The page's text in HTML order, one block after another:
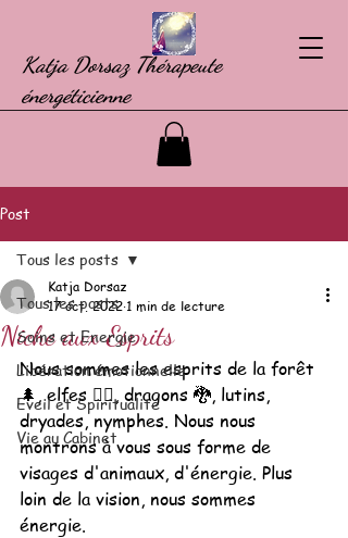
Katja Dorsaz Thérapeute
énergéticienne
Post
Tous les posts
Soins et Energie
Libération émotionnelle
Eveil et Spiritualité
Vie au Cabinet
Tous les posts
Niche aux Esprits
Katja Dorsaz
17 oct. 2022 1 min de lecture
Nous sommes les esprits de la forêt
🌲, elfes 🧝‍♂️, dragons 🐉, lutins,
dryades, nymphes. Nous nous
montrons à vous sous forme de
visages d'animaux, d'énergie. Plus
loin de la vision, nous sommes
énergie.